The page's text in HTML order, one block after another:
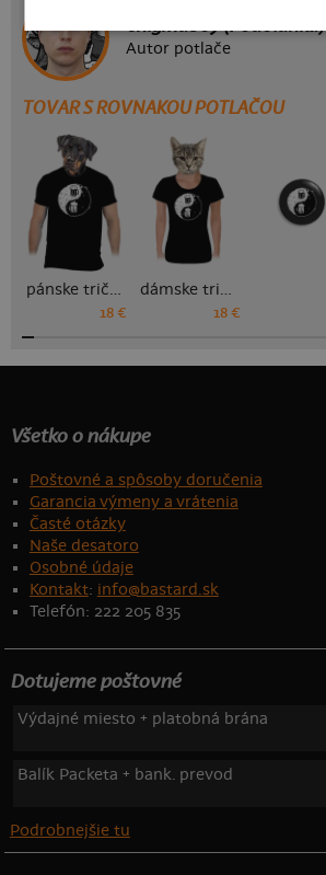
enigmaboy (Podolanka)
Autor potlače
TOVAR S ROVNAKOU POTLAČOU
pánske tričko
18 €
dámske tričko
18 €
Všetko o nákupe
Poštovné a spôsoby doručenia
Garancia výmeny a vrátenia
Časté otázky
Naše desatoro
Osobné údaje
Kontakt: info@bastard.sk
Telefón: 222 205 835
Dotujeme poštovné
Výdajné miesto + platobná brána
Balík Packeta + bank. prevod
Podrobnejšie tu